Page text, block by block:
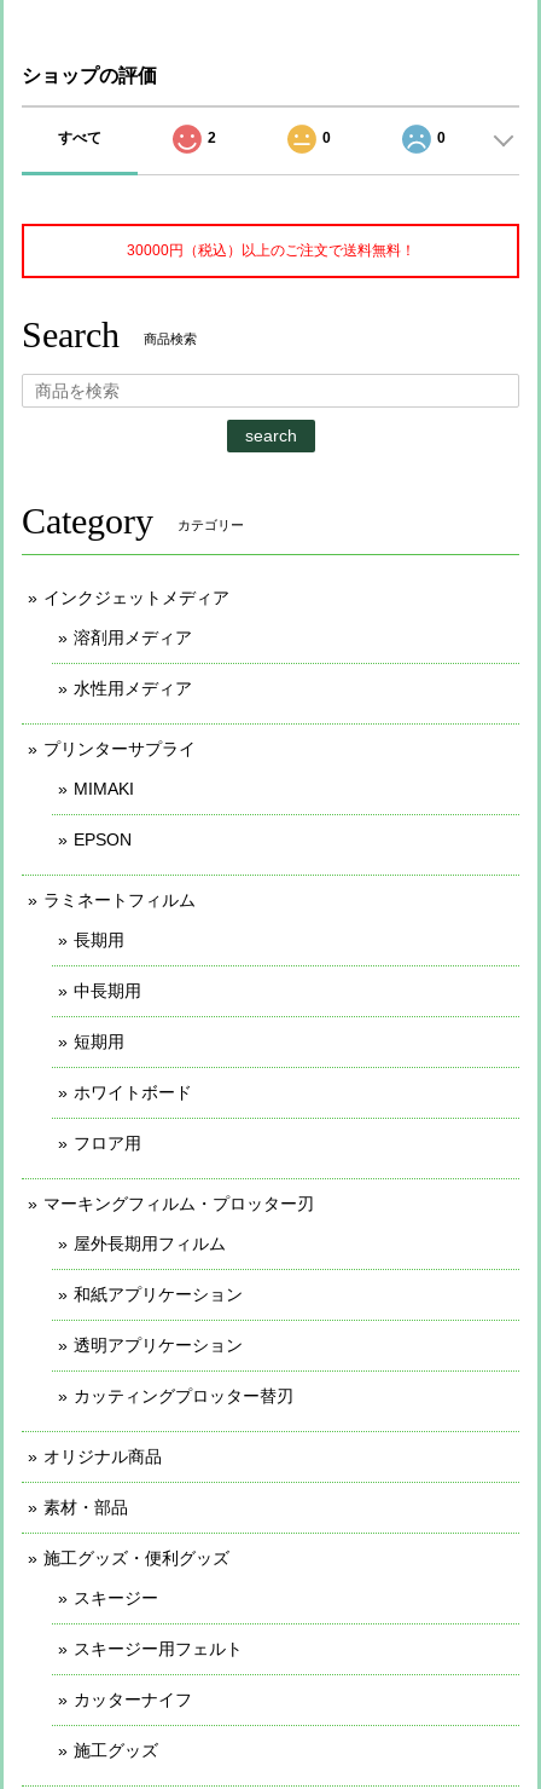
ショップの評価
すべて 2 0 0
30000円（税込）以上のご注文で送料無料！
Search 商品検索
search
Category カテゴリー
インクジェットメディア
溶剤用メディア
水性用メディア
プリンターサプライ
MIMAKI
EPSON
ラミネートフィルム
長期用
中長期用
短期用
ホワイトボード
フロア用
マーキングフィルム・プロッター刃
屋外長期用フィルム
和紙アプリケーション
透明アプリケーション
カッティングプロッター替刃
オリジナル商品
素材・部品
施工グッズ・便利グッズ
スキージー
スキージー用フェルト
カッターナイフ
施工グッズ